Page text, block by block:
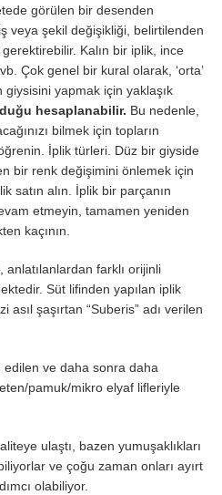
görülen bir desenden
veya şekil değişikliği, belirtilenden
Kalın bir iplik, ince
Çok genel bir kural olarak, ‘orta’
yapmak için yaklaşık
hesaplanabilir. Bu nedenle,
bilmek için topların
İplik türleri. Düz bir giyside
bir renk değişimini önlemek için
satın alın. İplik bir parçanın
etmeyin, tamamen yeniden
kaçının.
anlatılanlardan farklı orijinli
Süt lifinden yapılan iplik
şaşırtan “Suberis” adı verilen
ve daha sonra daha
pamuk/mikro elyaf lifleriyle
ulaştı, bazen yumuşaklıkları
ve çoğu zaman onları ayırt
olabiliyor.